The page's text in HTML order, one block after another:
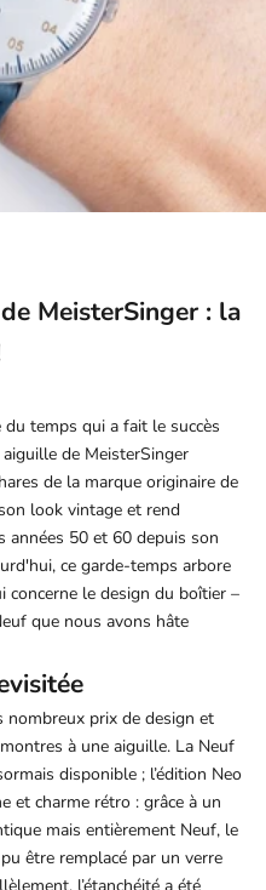
MeisterSinger : la
temps qui a fait le succès
de MeisterSinger
de la marque originaire de
look vintage et rend
années 50 et 60 depuis son
ce garde-temps arbore
concerne le design du boîtier –
que nous avons hâte
nombreux prix de design et
à une aiguille. La Neuf
disponible ; l’édition Neo
et charme rétro : grâce à un
mais entièrement Neuf, le
être remplacé par un verre